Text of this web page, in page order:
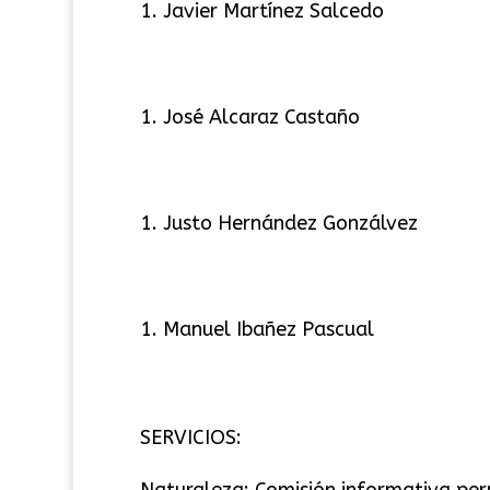
Javier Martínez Salcedo
José Alcaraz Castaño
Justo Hernández Gonzálvez
Manuel Ibañez Pascual
SERVICIOS: